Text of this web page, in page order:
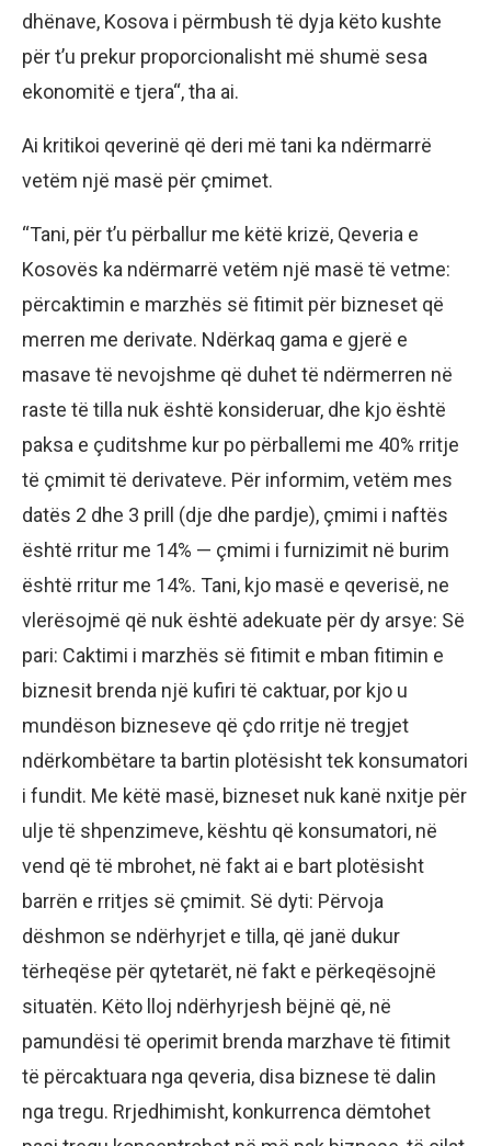
dhënave, Kosova i përmbush të dyja këto kushte
për t’u prekur proporcionalisht më shumë sesa
ekonomitë e tjera“, tha ai.
Ai kritikoi qeverinë që deri më tani ka ndërmarrë
vetëm një masë për çmimet.
“Tani, për t’u përballur me këtë krizë, Qeveria e
Kosovës ka ndërmarrë vetëm një masë të vetme:
përcaktimin e marzhës së fitimit për bizneset që
merren me derivate. Ndërkaq gama e gjerë e
masave të nevojshme që duhet të ndërmerren në
raste të tilla nuk është konsideruar, dhe kjo është
paksa e çuditshme kur po përballemi me 40% rritje
të çmimit të derivateve. Për informim, vetëm mes
datës 2 dhe 3 prill (dje dhe pardje), çmimi i naftës
është rritur me 14% — çmimi i furnizimit në burim
është rritur me 14%. Tani, kjo masë e qeverisë, ne
vlerësojmë që nuk është adekuate për dy arsye: Së
pari: Caktimi i marzhës së fitimit e mban fitimin e
biznesit brenda një kufiri të caktuar, por kjo u
mundëson bizneseve që çdo rritje në tregjet
ndërkombëtare ta bartin plotësisht tek konsumatori
i fundit. Me këtë masë, bizneset nuk kanë nxitje për
ulje të shpenzimeve, kështu që konsumatori, në
vend që të mbrohet, në fakt ai e bart plotësisht
barrën e rritjes së çmimit. Së dyti: Përvoja
dëshmon se ndërhyrjet e tilla, që janë dukur
tërheqëse për qytetarët, në fakt e përkeqësojnë
situatën. Këto lloj ndërhyrjesh bëjnë që, në
pamundësi të operimit brenda marzhave të fitimit
të përcaktuara nga qeveria, disa biznese të dalin
nga tregu. Rrjedhimisht, konkurrenca dëmtohet